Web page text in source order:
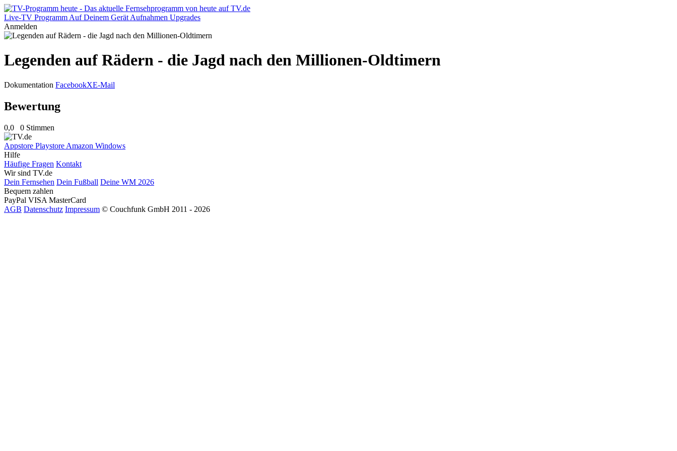
Live-TV Programm Auf Deinem Gerät Aufnahmen Upgrades
Anmelden
Legenden auf Rädern - die Jagd nach den Millionen-Oldtimern
Dokumentation FacebookXE-Mail
Bewertung
0,0 0 Stimmen
Appstore Playstore Amazon Windows
Hilfe
Häufige Fragen Kontakt
Wir sind TV.de
Dein Fernsehen Dein Fußball Deine WM 2026
Bequem zahlen
PayPal VISA MasterCard
AGB Datenschutz Impressum © Couchfunk GmbH 2011 - 2026